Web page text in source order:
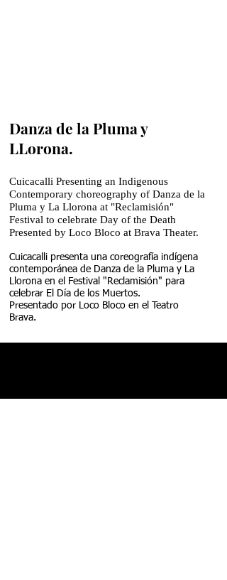
Danza de la Pluma y
LLorona.
Cuicacalli Presenting an Indigenous
Contemporary choreography of Danza de la
Pluma y La Llorona at "Reclamisión"
Festival to celebrate Day of the Death
Presented by Loco Bloco at Brava Theater.
Cuicacalli presenta una coreografía indígena
contemporánea de Danza de la Pluma y La
Llorona en el Festival "Reclamisión" para
celebrar El Día de los Muertos.
Presentado por Loco Bloco en el Teatro
Brava.